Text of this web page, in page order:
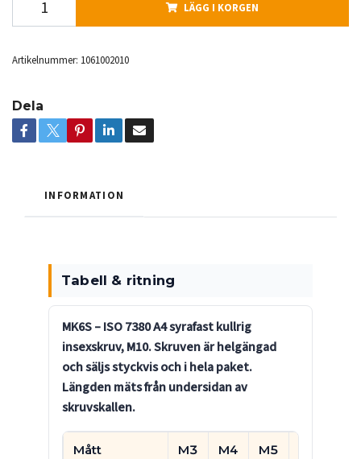
LÄGG I KORGEN
Artikelnummer: 1061002010
Dela
INFORMATION
Tabell & ritning
MK6S – ISO 7380 A4 syrafast kullrig
insexskruv, M10.Skruven är helgängad
och säljs styckvis och i hela paket.
Längden mäts från undersidan av
skruvskallen.
Mått M3 M4 M5